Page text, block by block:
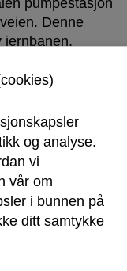
pumpestasjon
Denne
jernbanen.
Alvim
krysses
trekkes
sikre at utslippet
og analyse.
vi
vår om
i bunnen på
ditt samtykke